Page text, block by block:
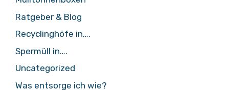
Ratgeber & Blog
Recyclinghöfe in….
Spermüll in….
Uncategorized
Was entsorge ich wie?